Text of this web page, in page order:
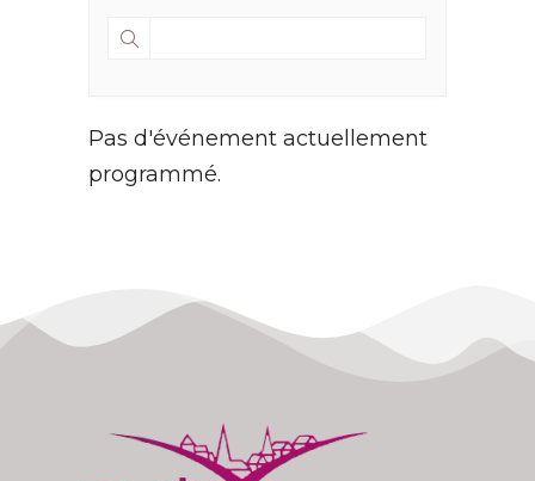
Pas d'événement actuellement
programmé.